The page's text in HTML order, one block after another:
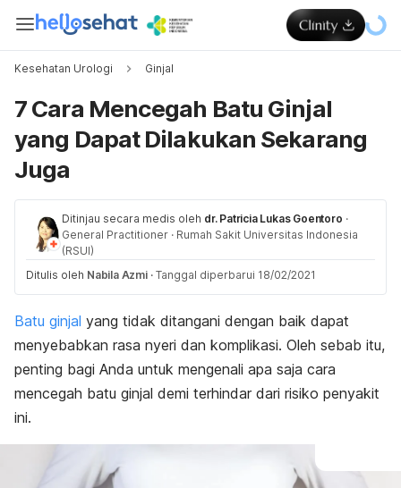
Kesehatan Urologi Ginjal
7 Cara Mencegah Batu Ginjal
yang Dapat Dilakukan Sekarang
Juga
Ditinjau secara medis oleh dr. Patricia Lukas Goentoro ·
General Practitioner · Rumah Sakit Universitas Indonesia
(RSUI)
Ditulis oleh Nabila Azmi · Tanggal diperbarui 18/02/2021
Batu ginjal yang tidak ditangani dengan baik dapat
menyebabkan rasa nyeri dan komplikasi. Oleh sebab itu,
penting bagi Anda untuk mengenali apa saja cara
mencegah batu ginjal demi terhindar dari risiko penyakit
ini.